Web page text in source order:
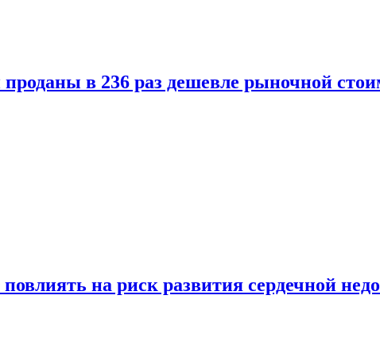
в 236 раз дешевле рыночной
на риск развития сердечной